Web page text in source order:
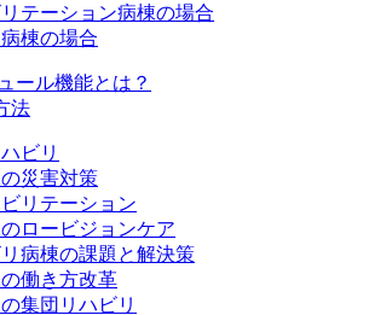
テーション病棟の場合
棟の場合
ール機能とは？
法
ビリ
災害対策
リテーション
ロービジョンケア
病棟の課題と解決策
働き方改革
集団リハビリ